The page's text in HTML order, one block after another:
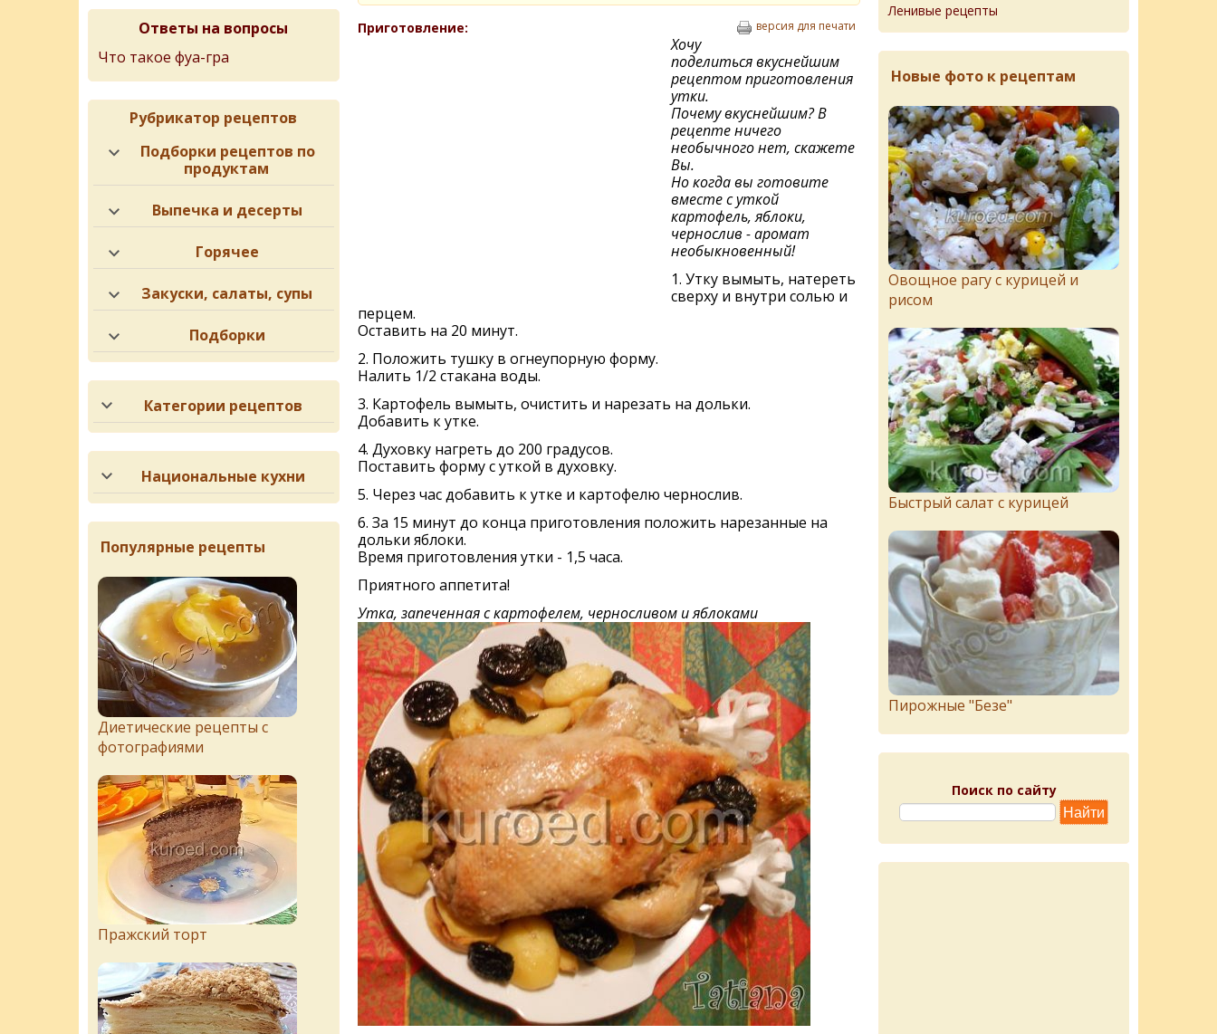
Приготовление: версия для печати
Хочу
поделиться вкуснейшим
рецептом приготовления
утки.
Почему вкуснейшим? В
рецепте ничего
необычного нет, скажете
Вы.
Но когда вы готовите
вместе с уткой
картофель, яблоки,
чернослив - аромат
необыкновенный!
1. Утку вымыть, натереть
сверху и внутри солью и
перцем.
Оставить на 20 минут.
2. Положить тушку в огнеупорную форму.
Налить 1/2 стакана воды.
3. Картофель вымыть, очистить и нарезать на дольки.
Добавить к утке.
4. Духовку нагреть до 200 градусов.
Поставить форму с уткой в духовку.
5. Через час добавить к утке и картофелю чернослив.
6. За 15 минут до конца приготовления положить нарезанные на
дольки яблоки.
Время приготовления утки - 1,5 часа.
Приятного аппетита!
Утка, запеченная с картофелем, черносливом и яблоками
Ответы на вопросы
Что такое фуа-гра
Рубрикатор рецептов
Подборки рецептов по
продуктам
Выпечка и десерты
Горячее
Закуски, салаты, супы
Подборки
Категории рецептов
Национальные кухни
Популярные рецепты
Диетические рецепты с
фотографиями
Пражский торт
Ленивые рецепты
Новые фото к рецептам
Овощное рагу с курицей и
рисом
Быстрый салат с курицей
Пирожныe "Бeзe"
Поиск по сайту